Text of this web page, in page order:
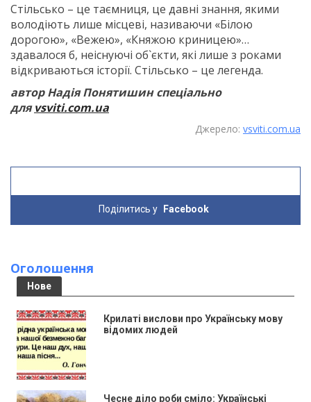
Стільсько – це таємниця, це давні знання, якими
володіють лише місцеві, називаючи «Білою
дорогою», «Вежею», «Княжою криницею»…
здавалося б, неіснуючі об`єкти, які лише з роками
відкриваються історії. Стільсько – це легенда.
автор Надія Понятишин спеціально
дляvsviti.com.ua
Джерело: vsviti.com.ua
Поділитись у Facebook
Оголошення
Нове
Крилаті вислови про Українську мову
відомих людей
Чесне діло роби сміло: Українські